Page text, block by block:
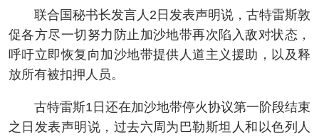
展会 走读海南 周末去哪儿
人才在线 天涯企服
联合国秘书长发言人2日发表声明说，古特雷斯敦
促各方尽一切努力防止加沙地带再次陷入敌对状态，
呼吁立即恢复向加沙地带提供人道主义援助，以及释
放所有被扣押人员。
古特雷斯1日还在加沙地带停火协议第一阶段结束
之日发表声明说，过去六周为巴勒斯坦人和以色列人